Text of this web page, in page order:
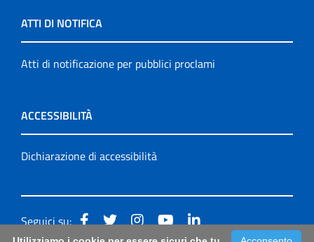
ATTI DI NOTIFICA
Atti di notificazione per pubblici proclami
ACCESSIBILITÀ
Dichiarazione di accessibilità
Seguici su: